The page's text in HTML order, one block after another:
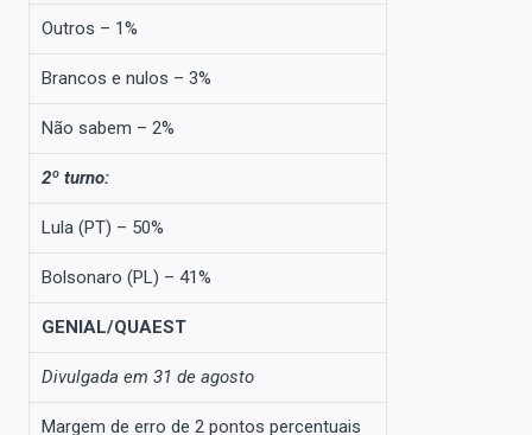
Outros – 1%
Brancos e nulos – 3%
Não sabem – 2%
2º turno:
Lula (PT) – 50%
Bolsonaro (PL) – 41%
GENIAL/QUAEST
Divulgada em 31 de agosto
Margem de erro de 2 pontos percentuais